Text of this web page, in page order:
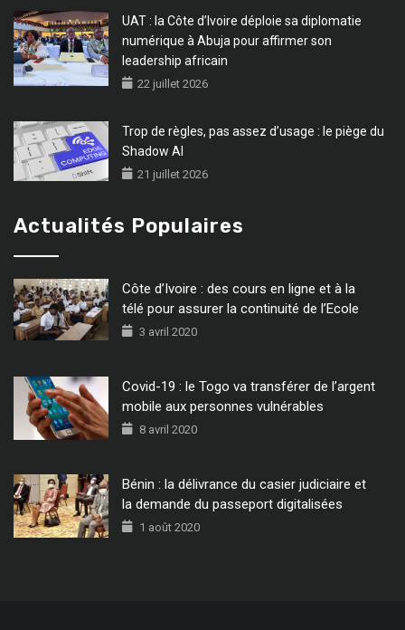
UAT : la Côte d’Ivoire déploie sa diplomatie
numérique à Abuja pour affirmer son
leadership africain
22 juillet 2026
Trop de règles, pas assez d’usage : le piège du
Shadow AI
21 juillet 2026
Actualités Populaires
Côte d’Ivoire : des cours en ligne et à la
télé pour assurer la continuité de l’Ecole
3 avril 2020
Covid-19 : le Togo va transférer de l’argent
mobile aux personnes vulnérables
8 avril 2020
Bénin : la délivrance du casier judiciaire et
la demande du passeport digitalisées
1 août 2020